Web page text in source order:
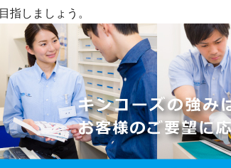
目指しましょう。